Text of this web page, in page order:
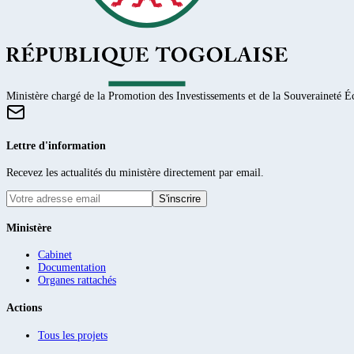
Ministère chargé de la Promotion des Investissements et de la Souveraineté
Lettre d'information
Recevez les actualités du ministère directement par email.
S'inscrire
Ministère
Cabinet
Documentation
Organes rattachés
Actions
Tous les projets